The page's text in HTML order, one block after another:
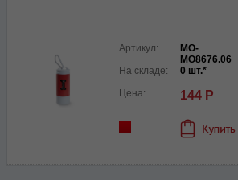
Артикул:
MO-
MO8676.06
На складе:
0 шт.*
Цена:
144 Р